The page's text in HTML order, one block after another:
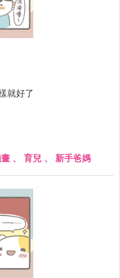
就好了
、 育兒 、 新手爸媽